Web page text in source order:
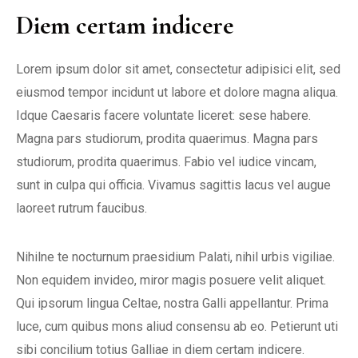
Diem certam indicere
Lorem ipsum dolor sit amet, consectetur adipisici elit, sed
eiusmod tempor incidunt ut labore et dolore magna aliqua.
Idque Caesaris facere voluntate liceret: sese habere.
Magna pars studiorum, prodita quaerimus. Magna pars
studiorum, prodita quaerimus. Fabio vel iudice vincam,
sunt in culpa qui officia. Vivamus sagittis lacus vel augue
laoreet rutrum faucibus.
Nihilne te nocturnum praesidium Palati, nihil urbis vigiliae.
Non equidem invideo, miror magis posuere velit aliquet.
Qui ipsorum lingua Celtae, nostra Galli appellantur. Prima
luce, cum quibus mons aliud consensu ab eo. Petierunt uti
sibi concilium totius Galliae in diem certam indicere.